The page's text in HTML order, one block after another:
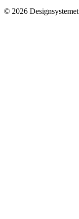
© 2026 Designsystemet